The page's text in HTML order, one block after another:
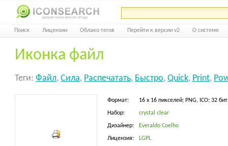
Поиск Лицензии Облако тегов Перейти к версии v2 О системе
Иконка файл
Теги: Файл, Сила, Распечатать, Быстро, Quick, Print,
Формат: 16 x 16 пикселей; PNG, ICO; 32
Набор: crystal clear
Дизайнер: Everaldo Coelho
Лицензия: LGPL